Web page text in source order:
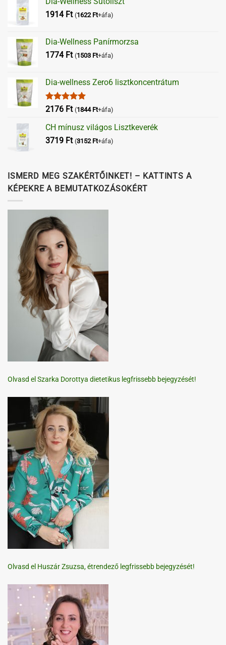
1914 Ft (1622 Ft+áfa)
Dia-Wellness Panírmorzsa
1774 Ft (1503 Ft+áfa)
Dia-wellness Zero6 lisztkoncentrátum
Értékelés:
2176 Ft (1844 Ft+áfa)
CH mínusz világos Lisztkeverék
3719 Ft (3152 Ft+áfa)
ISMERD MEG SZAKÉRTŐINKET! – KATTINTS A
KÉPEKRE A BEMUTATKOZÁSOKÉRT
Olvasd el Szarka Dorottya dietetikus legfrissebb bejegyzését!
Olvasd el Huszár Zsuzsa, étrendező legfrissebb bejegyzését!